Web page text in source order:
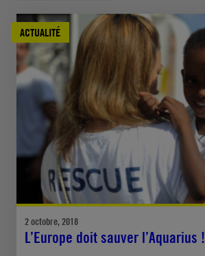
ACTUALITÉ
2 octobre, 2018
L’Europe doit sauver l’Aquarius !